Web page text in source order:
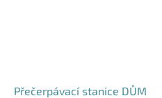
Přečerpávací stanice DŮM